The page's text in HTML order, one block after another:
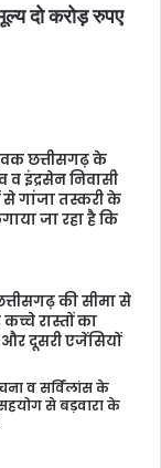
दो करोड़ रुपए
छत्तीसगढ़ के
व इंद्रसेन निवासी
से गांजा तस्करी के
जा रहा है कि
की सीमा से
रास्तों का
दूसरी एजेंसियों
व सर्विलांस के
से बड़वारा के